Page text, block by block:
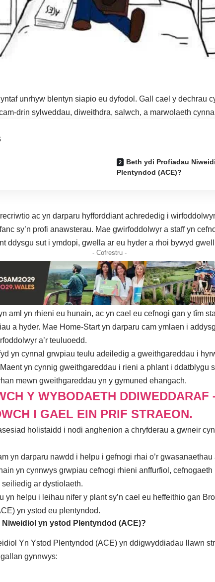
unrhyw blentyn siapio eu dyfodol. Gall cael y dechrau
drin sylweddau, diweithdra, salwch, a marwolaeth
Beth ydi Profiadau
Plentyndod (ACE)?
ac yn darparu hyfforddiant achrededig i
sy’n profi anawsterau. Mae gwirfoddolwyr a staff yn
ddysgu sut i ymdopi, gwella ar eu hyder a rhoi bywyd gwell
- Cofrestru -
aml yn rhieni eu hunain, ac yn cael eu cefnogi gan y tîm
a hyder. Mae Home-Start yn darparu cam ymlaen i
a’r teuluoedd.
yn cynnal grwpiau teulu adeiledig a gweithgareddau i
yn cynnig gweithgareddau i rieni a phlant i ddatblygu
mewn gweithgareddau yn y gymuned ehangach.
Y WYBODAETH DDIWEDDARAF
I GAEL EIN PRIF STRAEON.
holistaidd i nodi anghenion a chryfderau a gwneir
yn darparu nawdd i helpu i gefnogi rhai o’r
yn cynnwys grwpiau cefnogi rhieni anffurfiol,
ar dystiolaeth.
yn helpu i leihau nifer y plant sy’n cael eu heffeithio gan
yn ystod eu plentyndod.
Niweidiol yn ystod Plentyndod (ACE)?
Yn Ystod Plentyndod (ACE) yn ddigwyddiadau llawn
gynnwys: